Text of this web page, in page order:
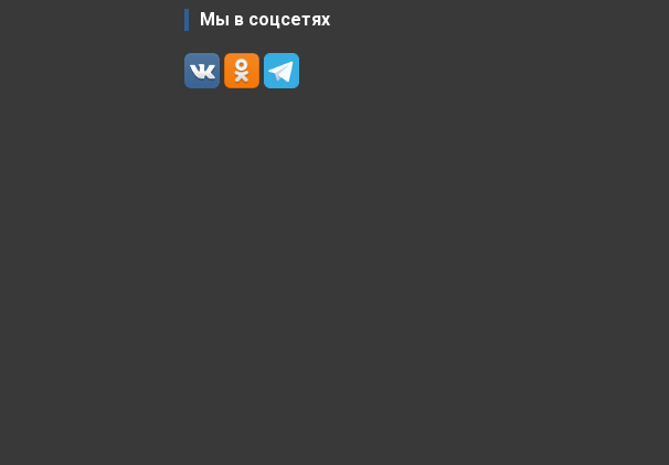
Мы в соцсетях